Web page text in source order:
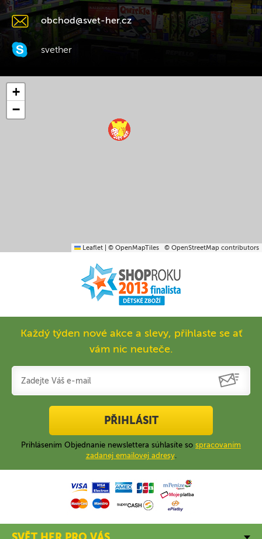
obchod@svet-her.cz
svether
+
−
Leaflet © OpenMapTiles © OpenStreetMap contributors
Každý týden nové akce a slevy, přihlaste se ať
vám nic neuteče.
PŘIHLÁSIT
Prihlásením Objednanie newslettera súhlasíte so spracovaním
zadanej emailovej adresy.